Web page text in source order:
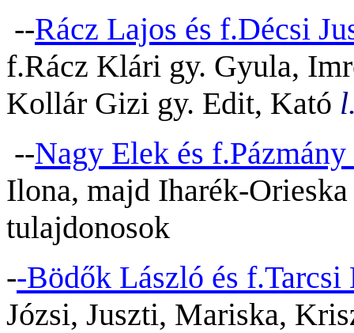
--Rácz Lajos és f.Décsi
f.Rácz Klári gy. Gyula,
Kollár Gizi gy. Edit, Kató
--Nagy Elek és f.Pázmány
Ilona, majd Iharék-
tulajdonosok
--Bödők László és f.Tarcsi
Józsi, Juszti, Mariska,